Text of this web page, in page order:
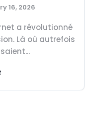
16, 2026
a révolutionné
Là où autrefois